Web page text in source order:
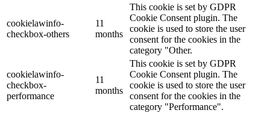
cookielawinfo-
checkbox-others
11
months
This cookie is set by GDPR
Cookie Consent plugin. The
cookie is used to store the user
consent for the cookies in the
category "Other.
cookielawinfo-
checkbox-
performance
11
months
This cookie is set by GDPR
Cookie Consent plugin. The
cookie is used to store the user
consent for the cookies in the
category "Performance".